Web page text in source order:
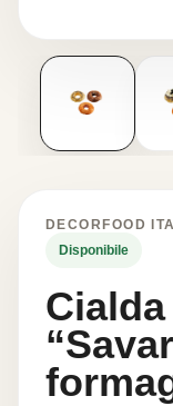
DECORFOOD
Disponibile